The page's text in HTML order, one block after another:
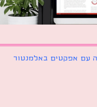
באלמנטור